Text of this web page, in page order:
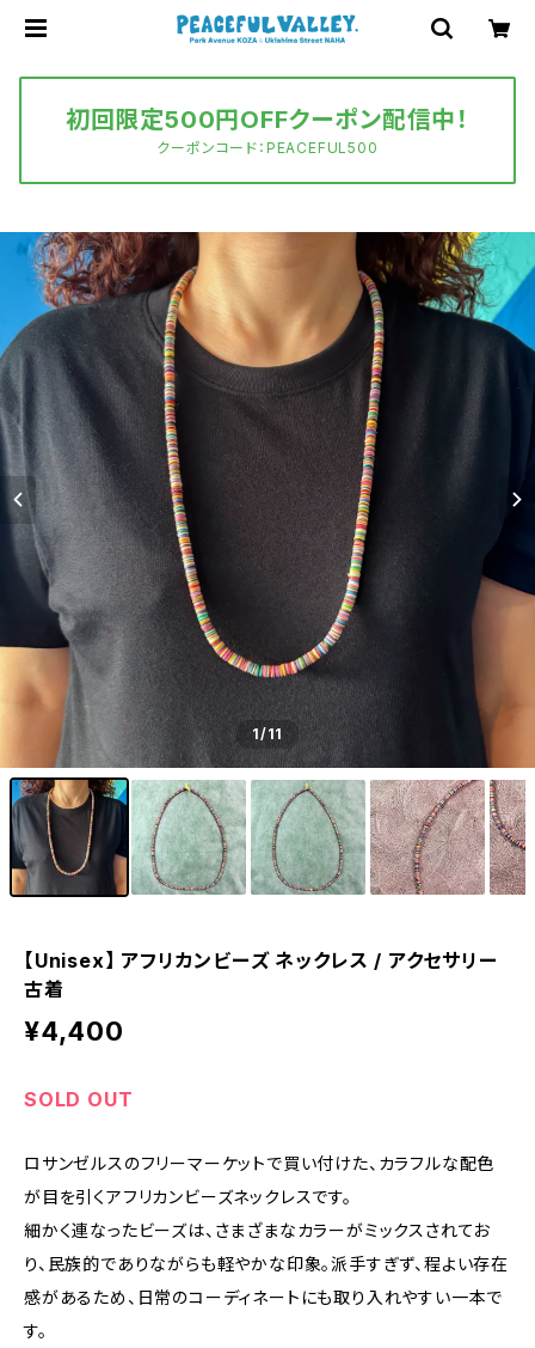
初回限定500円OFFクーポン配信中！
クーポンコード：PEACEFUL500
1/11
【Unisex】 アフリカンビーズ ネックレス / アクセサリー
古着
¥4,400
SOLD OUT
ロサンゼルスのフリーマーケットで買い付けた、カラフルな配色
が目を引くアフリカンビーズネックレスです。
細かく連なったビーズは、さまざまなカラーがミックスされてお
り、民族的でありながらも軽やかな印象。派手すぎず、程よい存在
感があるため、日常のコーディネートにも取り入れやすい一本で
す。